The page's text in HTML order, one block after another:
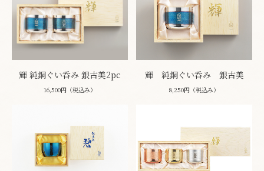
輝 純銅ぐい呑み 銀古美2pc
16,500円（税込み）
輝 純銅ぐい呑み 銀古美
8,250円（税込み）